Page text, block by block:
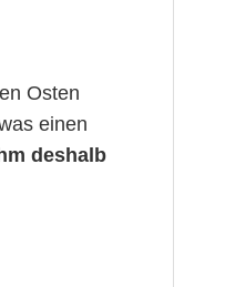
Osten
einen
deshalb